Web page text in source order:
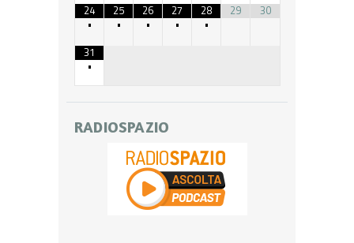
24
•
25
•
26
•
27
•
28
•
29 30
31
•
RADIOSPAZIO